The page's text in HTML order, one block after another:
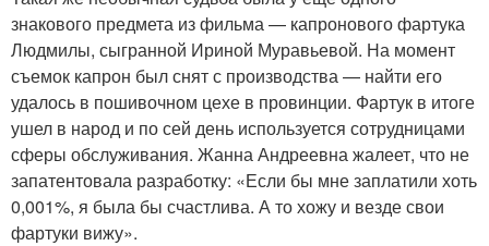
знакового предмета из фильма — капронового фартука
Людмилы, сыгранной Ириной Муравьевой. На момент
съемок капрон был снят с производства — найти его
удалось в пошивочном цехе в провинции. Фартук в итоге
ушел в народ и по сей день используется сотрудницами
сферы обслуживания. Жанна Андреевна жалеет, что не
запатентовала разработку: «Если бы мне заплатили хоть
0,001%, я была бы счастлива. А то хожу и везде свои
фартуки вижу».